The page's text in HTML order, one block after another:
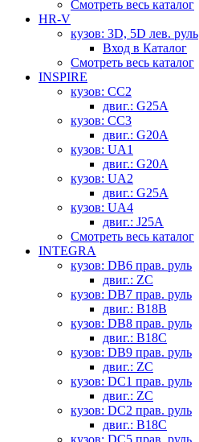
Смотреть весь каталог
HR-V
кузов: 3D, 5D лев. руль
Вход в Каталог
Смотреть весь каталог
INSPIRE
кузов: CC2
двиг.: G25A
кузов: CC3
двиг.: G20A
кузов: UA1
двиг.: G20A
кузов: UA2
двиг.: G25A
кузов: UA4
двиг.: J25A
Смотреть весь каталог
INTEGRA
кузов: DB6 прав. руль
двиг.: ZC
кузов: DB7 прав. руль
двиг.: B18B
кузов: DB8 прав. руль
двиг.: B18C
кузов: DB9 прав. руль
двиг.: ZC
кузов: DC1 прав. руль
двиг.: ZC
кузов: DC2 прав. руль
двиг.: B18C
кузов: DC5 прав. руль